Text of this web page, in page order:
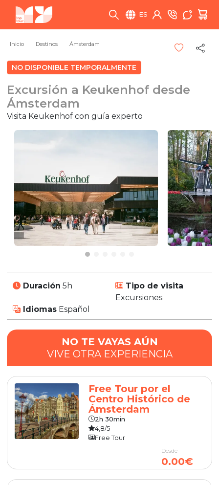
ES
Inicio Destinos Ámsterdam
NO DISPONIBLE TEMPORALMENTE
Excursión a Keukenhof desde
Ámsterdam
Visita Keukenhof con guía experto
Duración 5h
Tipo de visita
Excursiones
Idiomas Español
NO TE VAYAS AÚN
VIVE OTRA EXPERIENCIA
Free Tour por el
Centro Histórico de
Ámsterdam
2h 30min
4,8/5
Free Tour
Desde
0.00€